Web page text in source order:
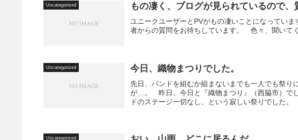
Uncategorized もの凄く、ブログが見られているので、
ユニークユーザーとPVがもの凄いことになってい
者からの質問をお待ちしています。 色々、聞いてく
Uncategorized 今日、織物まつりでした。
先日、バンドを組むか組まないまでも一人でも祭り
が…。 昨日、今日と『織物まつり』（西脇市）で
ドのステージ一切なし、という寂しい祭りでした
Uncategorized